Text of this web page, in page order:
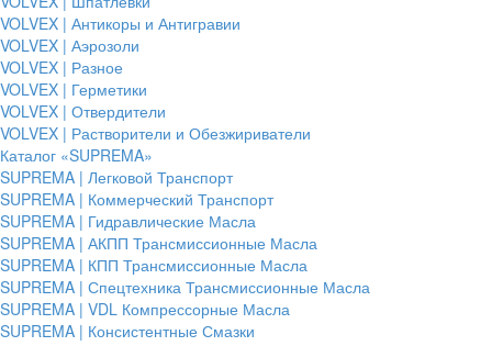
VOLVEX | Антикоры и Антигравии
VOLVEX | Аэрозоли
VOLVEX | Разное
VOLVEX | Герметики
VOLVEX | Отвердители
VOLVEX | Растворители и Обезжириватели
Каталог «SUPREMA»
SUPREMA | Легковой Транспорт
SUPREMA | Коммерческий Транспорт
SUPREMA | Гидравлические Масла
SUPREMA | АКПП Трансмиссионные Масла
SUPREMA | КПП Трансмиссионные Масла
SUPREMA | Спецтехника Трансмиссионные Масла
SUPREMA | VDL Компрессорные Масла
SUPREMA | Консистентные Смазки